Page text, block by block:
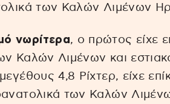
των Καλών Λιμένων
νωρίτερα, ο πρώτος είχε
Καλών Λιμένων και
4,8 Ρίχτερ, είχε
των Καλών